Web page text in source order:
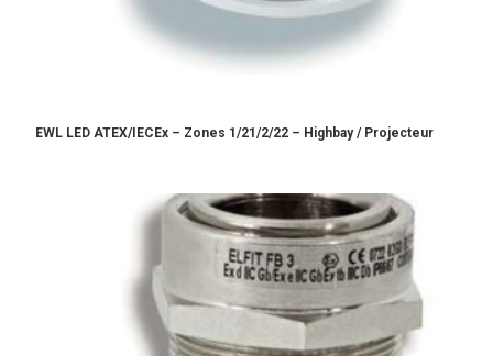
EWL LED ATEX/IECEx – Zones 1/21/2/22 – Highbay / Projecteur